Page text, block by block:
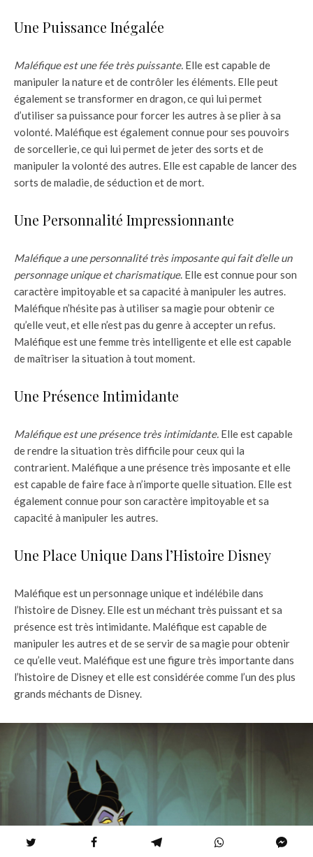
Une Puissance Inégalée
Maléfique est une fée très puissante. Elle est capable de
manipuler la nature et de contrôler les éléments. Elle peut
également se transformer en dragon, ce qui lui permet
d’utiliser sa puissance pour forcer les autres à se plier à sa
volonté. Maléfique est également connue pour ses pouvoirs
de sorcellerie, ce qui lui permet de jeter des sorts et de
manipuler la volonté des autres. Elle est capable de lancer des
sorts de maladie, de séduction et de mort.
Une Personnalité Impressionnante
Maléfique a une personnalité très imposante qui fait d’elle un
personnage unique et charismatique. Elle est connue pour son
caractère impitoyable et sa capacité à manipuler les autres.
Maléfique n’hésite pas à utiliser sa magie pour obtenir ce
qu’elle veut, et elle n’est pas du genre à accepter un refus.
Maléfique est une femme très intelligente et elle est capable
de maîtriser la situation à tout moment.
Une Présence Intimidante
Maléfique est une présence très intimidante. Elle est capable
de rendre la situation très difficile pour ceux qui la
contrarient. Maléfique a une présence très imposante et elle
est capable de faire face à n’importe quelle situation. Elle est
également connue pour son caractère impitoyable et sa
capacité à manipuler les autres.
Une Place Unique Dans l’Histoire Disney
Maléfique est un personnage unique et indélébile dans
l’histoire de Disney. Elle est un méchant très puissant et sa
présence est très intimidante. Maléfique est capable de
manipuler les autres et de se servir de sa magie pour obtenir
ce qu’elle veut. Maléfique est une figure très importante dans
l’histoire de Disney et elle est considérée comme l’un des plus
grands méchants de Disney.